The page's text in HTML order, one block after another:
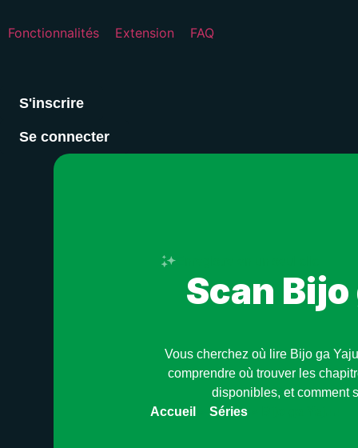
Fonctionnalités Extension FAQ
S'inscrire
Se connecter
Enregistre en un seul clic
Scan
Vous cherchez où lire Bijo ga
comprendre où trouver les
disponibles, et comment
Accueil
»Séries